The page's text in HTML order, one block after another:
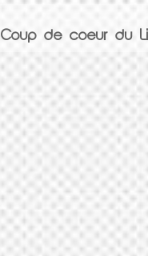
Coup de coeur du